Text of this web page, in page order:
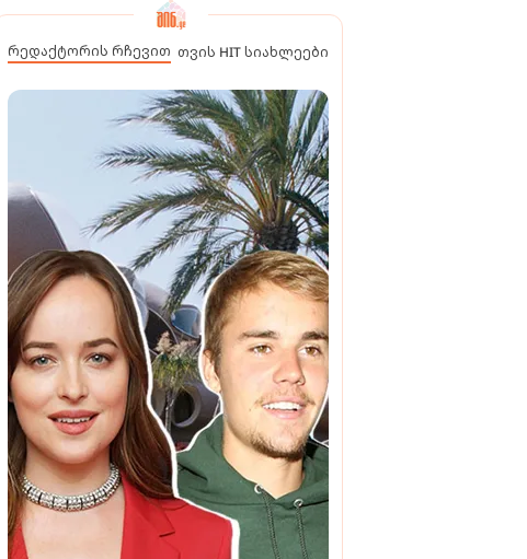
რედაქტორის რჩევით თვის HIT სიახლეები